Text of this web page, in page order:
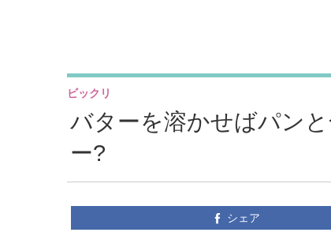
バターを溶かせばパン
ー?
ビックリ
シェア